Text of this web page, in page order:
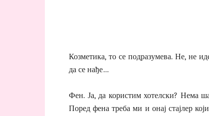
Козметика, то се подразумева. Не, не
да се нађе…
Фен. Ја, да користим хотелски? Нема
Поред фена треба ми и онај стајлер